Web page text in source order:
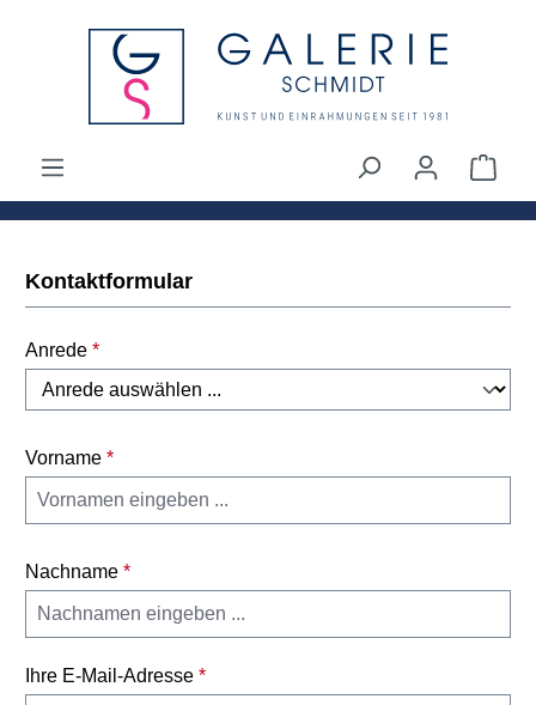
springen
Kontaktformular
Anrede *
Vorname *
Nachname *
Ihre E-Mail-Adresse *